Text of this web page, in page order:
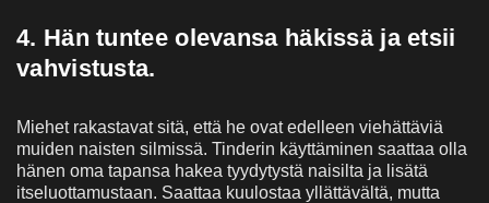
4. Hän tuntee olevansa häkissä ja etsii
vahvistusta.
Miehet rakastavat sitä, että he ovat edelleen viehättäviä
muiden naisten silmissä. Tinderin käyttäminen saattaa olla
hänen oma tapansa hakea tyydytystä naisilta ja lisätä
itseluottamustaan. Saattaa kuulostaa yllättävältä, mutta